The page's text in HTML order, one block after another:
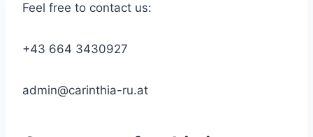
Feel free to contact us:
+43 664 3430927
admin@carinthia-ru.at